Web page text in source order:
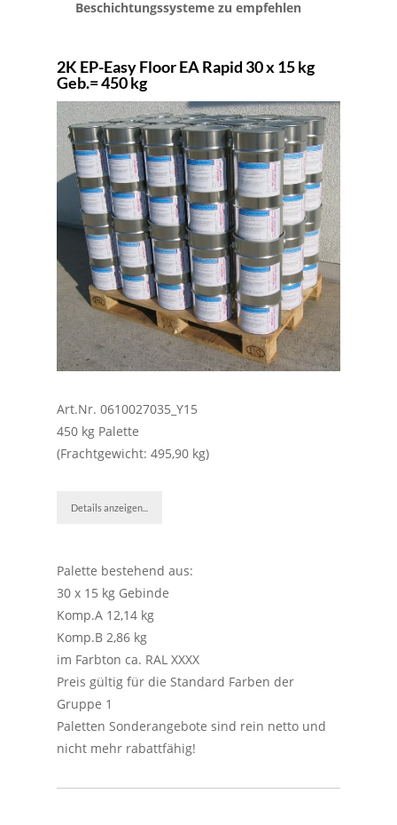
Beschichtungssysteme zu empfehlen
2K EP-Easy Floor EA Rapid 30 x 15 kg
Geb.= 450 kg
Art.Nr. 0610027035_Y15
450 kg Palette
(Frachtgewicht: 495,90 kg)
Details anzeigen...
Palette bestehend aus:
30 x 15 kg Gebinde
Komp.A 12,14 kg
Komp.B 2,86 kg
im Farbton ca. RAL XXXX
Preis gültig für die Standard Farben der
Gruppe 1
Paletten Sonderangebote sind rein netto und
nicht mehr rabattfähig!